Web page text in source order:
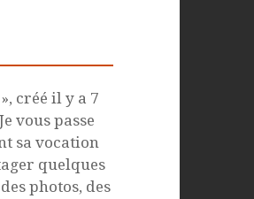
créé il y a 7
vous passe
sa vocation
quelques
photos, des